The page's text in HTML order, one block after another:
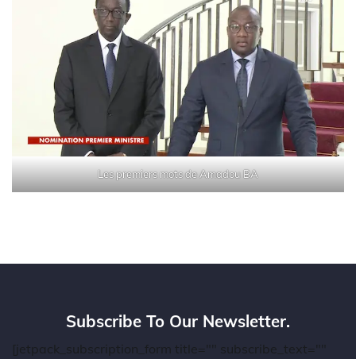
Les premiers mots de Amadou BA
Subscribe To Our Newsletter.
[jetpack_subscription_form title="" subscribe_text=""